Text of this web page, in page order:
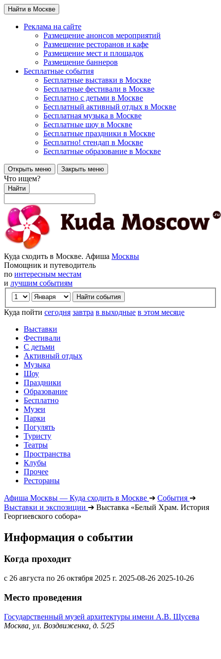
Найти в Москве
Реклама на сайте
Размещение анонсов мероприятий
Размещение ресторанов и кафе
Размещение мест и площадок
Размещение баннеров
Бесплатные события
Бесплатные выставки в Москве
Бесплатные фестивали в Москве
Бесплатно с детьми в Москве
Бесплатный активный отдых в Москве
Бесплатная музыка в Москве
Бесплатные шоу в Москве
Бесплатные праздники в Москве
Бесплатно! стендап в Москве
Бесплатные образование в Москве
Открыть меню Закрыть меню
Что ищем?
Найти
Куда сходить в Москве. Афиша Москвы
Помощник и путеводитель
по интересным местам
и лучшим событиям
Куда пойти сегодня завтра в выходные в этом месяце
Выставки
Фестивали
С детьми
Активный отдых
Музыка
Шоу
Праздники
Образование
Бесплатно
Музеи
Парки
Погулять
Туристу
Театры
Пространства
Клубы
Прочее
Рестораны
Афиша Москвы — Куда сходить в Москве ➔ События ➔
Выставки и экспозиции ➔ Выставка «Белый Храм. История
Георгиевского собора»
Информация о событии
Когда проходит
с 26 августа по 26 октября 2025 г. 2025-08-26 2025-10-26
Место проведения
Государственный музей архитектуры имени А.В. Щусева
Москва, ул. Воздвиженка, д. 5/25